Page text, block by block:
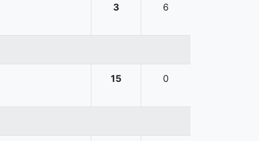
3 6
15 0